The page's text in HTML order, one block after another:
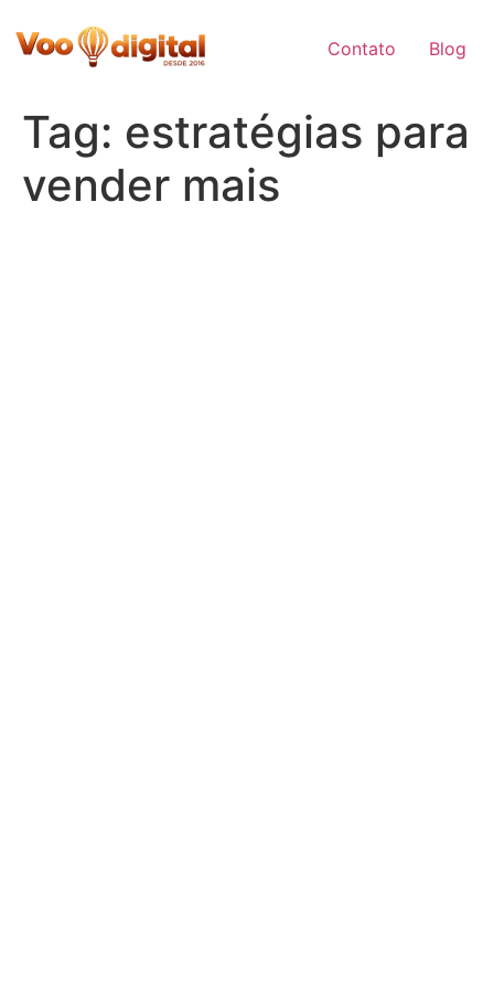
to
Contato Blog
Tag: estratégias para
vender mais